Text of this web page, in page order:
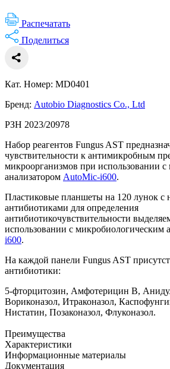
Распечатать
Поделиться
Кат. Номер: MD0401
Бренд: Autobio Diagnostics Co., Ltd
РЗН 2023/20978
Набор реагентов Fungus AST
чувствительности к антимикробным
микроорганизмов при использовании
анализатором AutoMic-i600.
Пластиковые планшеты на 120 лунок с
антибиотиками для определения
антибиотикочувствительности
использовании с микробиологическим
i600.
На каждой панели Fungus AST
антибиотики:
5-фторцитозин, Амфотерицин В,
Вориконазол, Итраконазол,
Нистатин, Позаконазол, Флуконазол.
Преимущества
Характеристики
Информационные материалы
Документация